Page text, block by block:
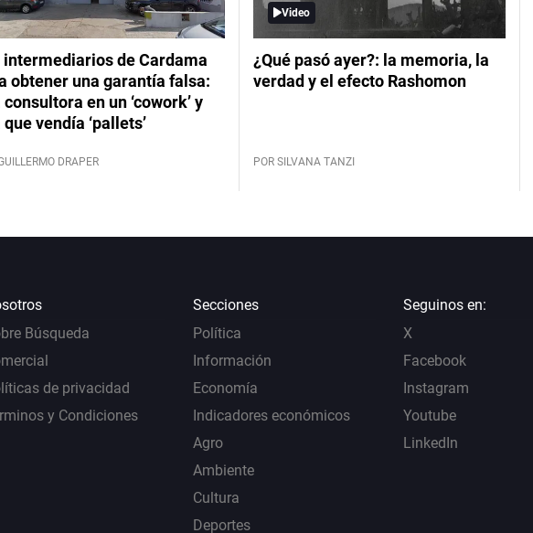
intermediarios de Cardama
obtener una garantía falsa:
consultora en un ‘cowork’ y
que vendía ‘pallets’
DRAPER
Video
¿Qué pasó ayer?: la memoria, la
verdad y el efecto Rashomon
POR SILVANA TANZI
Búsqueda
de privacidad
y Condiciones
Secciones
Política
Información
Economía
Indicadores económicos
Agro
Ambiente
Cultura
Deportes
Seguinos en:
X
Facebook
Instagram
Youtube
LinkedIn